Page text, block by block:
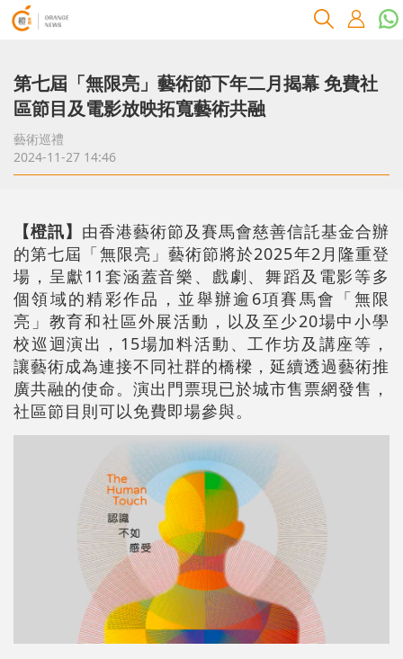
第七屆「無限亮」藝術節下年二月揭幕 免費社
區節目及電影放映拓寬藝術共融
藝術巡禮
2024-11-27 14:46
【橙訊】 由香港藝術節及賽馬會慈善信託基金合辦
的第七屆「無限亮」藝術節將於2025年2月隆重登
場，呈獻11套涵蓋音樂、戲劇、舞蹈及電影等多
個領域的精彩作品，並舉辦逾6項賽馬會「無限
亮」教育和社區外展活動，以及至少20場中小學
校巡迴演出，15場加料活動、工作坊及講座等，
讓藝術成為連接不同社群的橋樑，延續透過藝術推
廣共融的使命。演出門票現已於城市售票網發售，
社區節目則可以免費即場參與。